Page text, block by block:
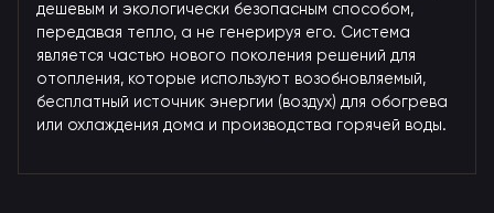
дешевым и экологически безопасным способом,
передавая тепло, а не генерируя его. Система
является частью нового поколения решений для
отопления, которые используют возобновляемый,
бесплатный источник энергии (воздух) для обогрева
или охлаждения дома и производства горячей воды.